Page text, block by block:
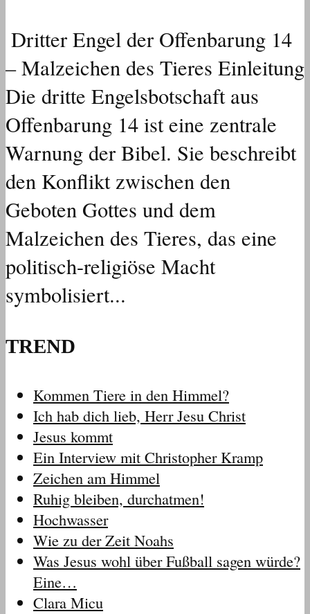
Dritter Engel der Offenbarung 14
– Malzeichen des Tieres Einleitung
Die dritte Engelsbotschaft aus
Offenbarung 14 ist eine zentrale
Warnung der Bibel. Sie beschreibt
den Konflikt zwischen den
Geboten Gottes und dem
Malzeichen des Tieres, das eine
politisch-religiöse Macht
symbolisiert...
TREND
Kommen Tiere in den Himmel?
Ich hab dich lieb, Herr Jesu Christ
Jesus kommt
Ein Interview mit Christopher Kramp
Zeichen am Himmel
Ruhig bleiben, durchatmen!
Hochwasser
Wie zu der Zeit Noahs
Was Jesus wohl über Fußball sagen würde?
Eine…
Clara Micu